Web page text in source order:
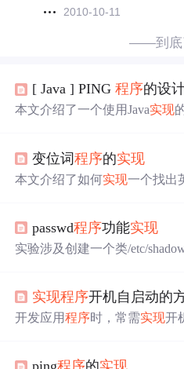
2010-10-11
——到
[ Java ] PING程序的设
本文介绍了一个使用Java实现
入，以及执行Ping命令的过程。
变位词程序的实现
本文介绍了如何实现一个找出
passwd程序功能实现
实验涉及创建一个类/etc/
限设置、程序编译及权限调整
修改操作。测试结果显示程序
实现程序开机自启动的
开发应用程序时，常需实现开